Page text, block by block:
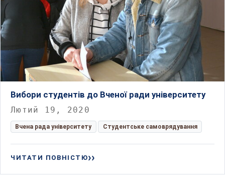
Вибори студентів до Вченої ради університету
Лютий 19, 2020
Вчена рада університету Студентське самоврядування
ЧИТАТИ ПОВНІСТЮ